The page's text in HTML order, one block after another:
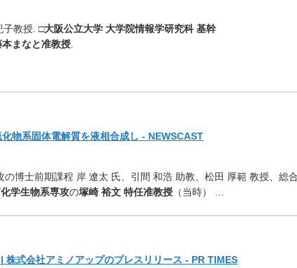
子教授. □大阪公立大学 大学院情報学研究科 基幹
本まなと准教授
物系固体電解質を液相合成し - NEWSCAST
博士前期課程 岸 遼太 氏、引間 和浩 助教、松田 厚範 教授、総
学生物系専攻の塚崎 裕文 特任准教授 （当時） …
式会社アミノアップのプレスリリース - PR TIMES